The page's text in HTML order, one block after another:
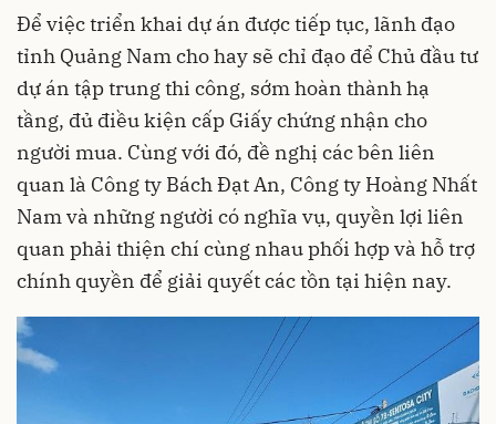
Để việc triển khai dự án được tiếp tục, lãnh đạo
tỉnh Quảng Nam cho hay sẽ chỉ đạo để Chủ đầu tư
dự án tập trung thi công, sớm hoàn thành hạ
tầng, đủ điều kiện cấp Giấy chứng nhận cho
người mua. Cùng với đó, đề nghị các bên liên
quan là Công ty Bách Đạt An, Công ty Hoàng Nhất
Nam và những người có nghĩa vụ, quyền lợi liên
quan phải thiện chí cùng nhau phối hợp và hỗ trợ
chính quyền để giải quyết các tồn tại hiện nay.